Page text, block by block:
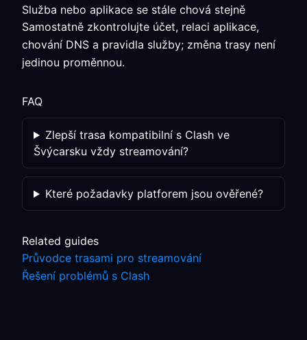
Služba nebo aplikace se stále chová stejně
Samostatně zkontrolujte účet, relaci aplikace,
chování DNS a pravidla služby; změna trasy není
jedinou proměnnou.
FAQ
Zlepší trasa kompatibilní s Clash ve
Švýcarsku vždy streamování?
Které požadavky platforem jsou ověřené?
Related guides
Průvodce trasami pro streamování
Řešení problémů s Clash